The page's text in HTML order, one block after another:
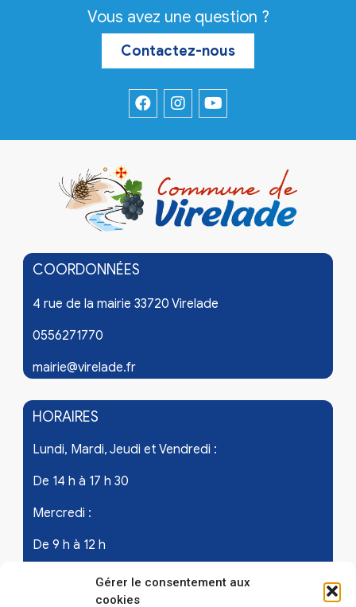
Gérer le consentement aux
cookies
Vous avez une question ?
Contactez-nous
COORDONNÉES
4 rue de la mairie 33720 Virelade
0556271770
mairie@virelade.fr
HORAIRES
Lundi, Mardi, Jeudi et Vendredi :
De 14 h à 17 h 30
Mercredi :
De 9 h à 12 h
Samedi - les 1er et 3ème de chaque mois :